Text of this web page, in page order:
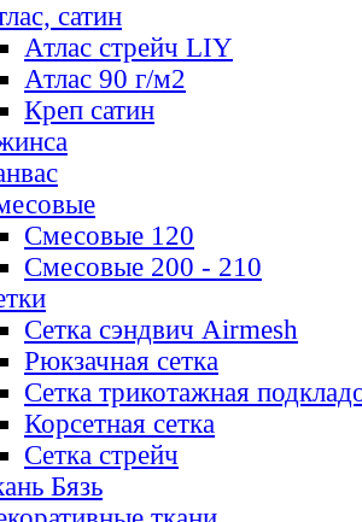
сатин
Атлас стрейч LIY
Атлас 90 г/м2
Креп сатин
Смесовые 120
Смесовые 200 - 210
Сетка сэндвич Airmesh
Рюкзачная сетка
Сетка трикотажная
Корсетная сетка
Сетка стрейч
Бязь